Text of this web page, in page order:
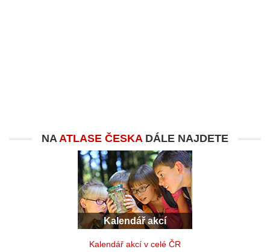
NAATLASE ČESKADÁLE NAJDETE
Kalendář akcí
Kalendář akcí v celé ČR